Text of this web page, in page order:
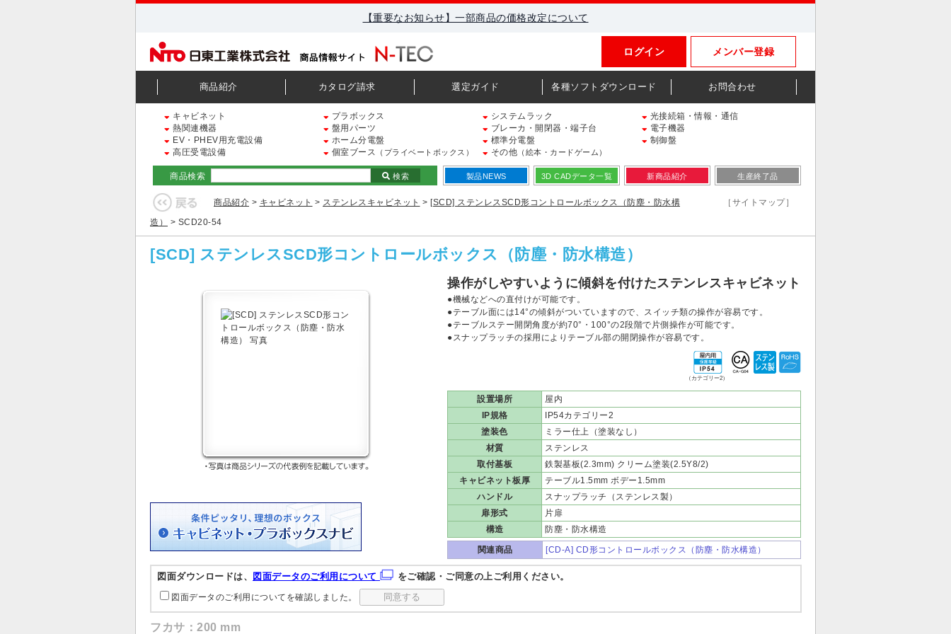
【重要なお知らせ】一部商品の価格改定について
メンバー登録
ログイン
商品紹介 カタログ請求 選定ガイド 各種ソフトダウンロード お問合わせ
キャビネット プラボックス システムラック
光接続箱・情報・通信
熱関連機器
盤用パーツ ブレーカ・開閉器・端子台
電子機器
EV・PHEV用充電設備
ホーム分電盤 標準分電盤
制御盤
高圧受電設備
個室ブース （プライベートボックス） その他 （絵本・カードゲーム）
商品検索 検索 製品NEWS 3D CADデータ一覧 新商品紹介 生産終了品
商品紹介 > キャビネット > ステンレスキャビネット > [SCD] ステンレスSCD形コントロールボックス（防塵・防水構
造）
> SCD20-54
［サイトマップ］
[SCD] ステンレスSCD形コントロールボックス（防塵・防水構造）
操作がしやすいように傾斜を付けたステンレスキャビネット
●機械などへの直付けが可能です。
●テーブル面には14°の傾斜がついていますので、スイッチ類の操作が容易です。
●テーブルステー開閉角度が約70°・100°の2段階で片側操作が可能です。
●スナップラッチの採用によりテーブル部の開閉操作が容易です。
（カテゴリー2）
設置場所
屋内
IP規格
IP54カテゴリー2
塗装色
ミラー仕上（塗装なし）
材質
ステンレス
取付基板
鉄製基板(2.3mm) クリーム塗装(2.5Y8/2)
キャビネット板厚
テーブル1.5mm ボデー1.5mm
ハンドル
スナップラッチ（ステンレス製）
扉形式
片扉
構造
防塵・防水構造
関連商品 [CD-A] CD形コントロールボックス（防塵・防水構造）
図面ダウンロードは、 図面データのご利用について をご確認・ご同意の上ご利用ください。
図面データのご利用についてを確認しました。
フカサ：200 mm